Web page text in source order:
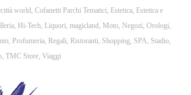
world Cofanetti Parchi Tematici Estetica Estetica e
Hi-Tech Liquori magicland Moto Negozi Orologi
Profumeria Regali Ristoranti Shopping SPA Stadio
TMC Store Viaggi